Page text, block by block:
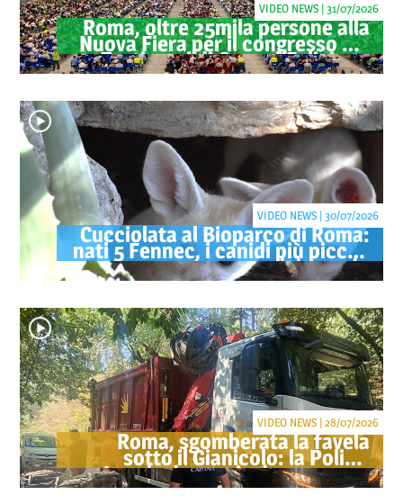
Roma, oltre 25mila persone alla
Nuova Fiera per il congresso dei
Testimoni di Geova "Felici per
sempre"
VIDEO NEWS | 31/07/2026
Cucciolata al Bioparco di Roma:
nati 5 Fennec, i canidi più piccoli
del mondo
VIDEO NEWS | 30/07/2026
Roma, sgomberata la favela
sotto il Gianicolo: la Polizia
Locale denuncia due persone
VIDEO NEWS | 28/07/2026